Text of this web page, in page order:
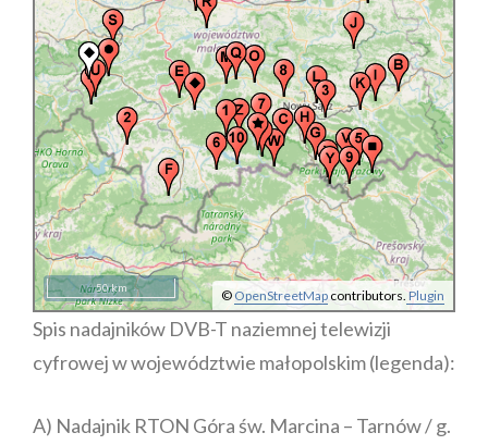
©OpenStreetMap contributors. Plugin
50 km
Spis nadajników DVB-T naziemnej telewizji
cyfrowej w województwie małopolskim (legenda):
A) Nadajnik RTON Góra św. Marcina – Tarnów / g.